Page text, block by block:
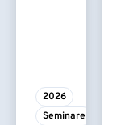
2026
Seminare